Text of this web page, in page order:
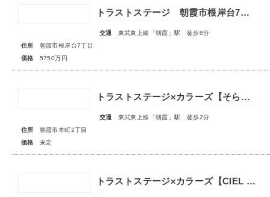
トラストステージ 朝霞市根岸台7丁目44期 限定1区画
交通
東武東上線「朝霞」駅 徒歩8分
住所
朝霞市根岸台7丁目
価格
5750万円
トラストステージ×カラーズ【そらいろ空間】朝霞市本町2丁目14期 全3棟◇販売予告◇
交通
東武東上線「朝霞」駅 徒歩2分
住所
朝霞市本町2丁目
価格
未定
トラストステージ×カラーズ【CIEL VILLA】朝霞市西弁財1丁目2期 ★限定1棟 販売開始★